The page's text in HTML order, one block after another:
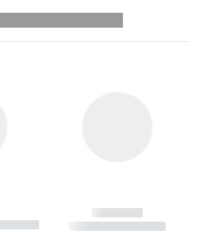
--------
------------
----------- -----------